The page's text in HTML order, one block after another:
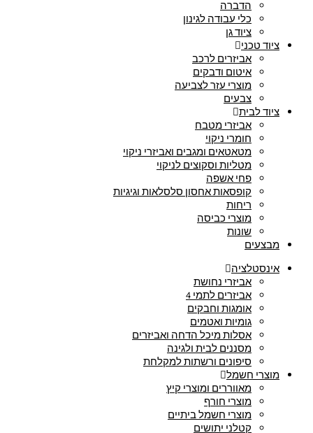
הדברה
כלי עבודה לגינון
ציוד גן
ציוד טכני
אביזרים לרכב
איטום ודבקים
מוצרי עזר לצביעה
צבעים
ציוד לבית
אביזרי מטבח
חומרי ניקוי
מטאטאים ומגבים ואביזרי ניקוי
מטליות וסקוצים לניקוי
פחי אשפה
קופסאות אחסון סלסלאות וגיגיות
ריחות
מוצרי כביסה
שונות
מבצעים
אינסטלציה
אביזרי נחושת
אביזרים לתמי 4
אומגות וחבקים
גומיות ואטמים
אסלות מיכל הדחה ואביזרים
מסננים לבית ולגינה
סיפונים ורשתות למקלחת
מוצרי חשמל
מאווררים ומוצרי קיץ
מוצרי חורף
מוצרי חשמל ביתיים
קטלני יתושים